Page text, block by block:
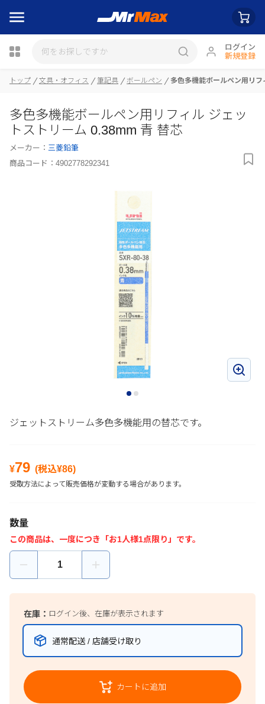
ログイン
新規登録
瓶詰
トップ 文具・オフィス 筆記具 ボールペン 多色多機能ボールペン用リ
多色多機能ボールペン用リフィル ジェッ
トストリーム 0.38mm 青 替芯
メーカー： 三菱鉛筆
商品コード： 4902778292341
ジェットストリーム多色多機能用の替芯です。
¥79 (税込¥86)
受取方法によって販売価格が変動する場合があります。
数量
この商品は、一度につき「お1人様1点限り」です。
在庫： ログイン後、在庫が表示されます
通常配送 / 店舗受け取り
カートに追加